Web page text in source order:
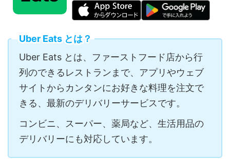
Uber Eats とは？
Uber Eats とは、ファーストフード店から行
列のできるレストランまで、アプリやウェブ
サイトからカンタンにお好きな料理を注文で
きる、最新のデリバリーサービスです。
コンビニ、スーパー、薬局など、生活用品の
デリバリーにも対応しています。